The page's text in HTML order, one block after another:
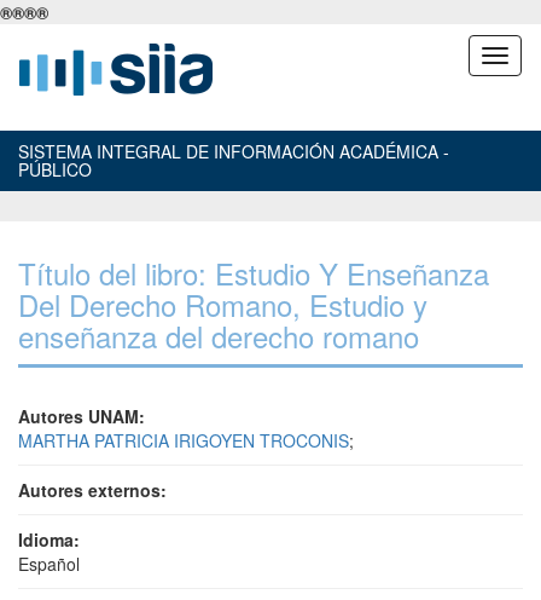
®®®®
SISTEMA INTEGRAL DE INFORMACIÓN ACADÉMICA -
PÚBLICO
Título del libro: Estudio Y Enseñanza
Del Derecho Romano, Estudio y
enseñanza del derecho romano
Autores UNAM:
MARTHA PATRICIA IRIGOYEN TROCONIS;
Autores externos:
Idioma:
Español